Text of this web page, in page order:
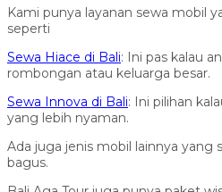
Kami punya layanan sewa mobil
seperti
Sewa Hiace di Bali: Ini pas kalau
rombongan atau keluarga besar.
Sewa Innova di Bali: Ini pilihan
yang lebih nyaman.
Ada juga jenis mobil lainnya yang
bagus.